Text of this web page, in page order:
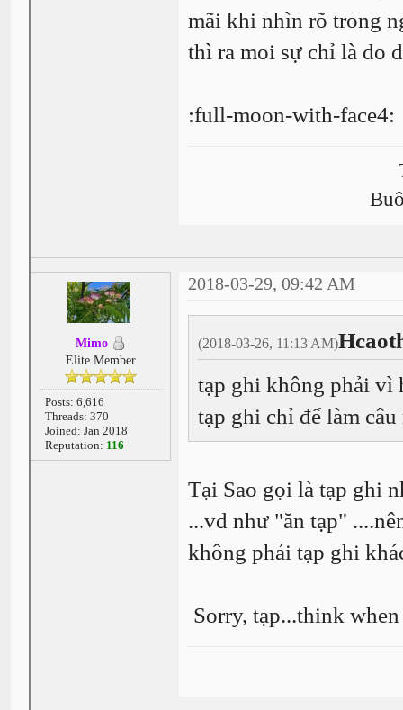
mãi khi nhìn rõ trong
thì ra moi sự chỉ là do
:full-moon-with-face4:
Mimo
Elite Member
Posts: 6,616
Threads: 370
Joined: Jan 2018
Reputation: 116
2018-03-29, 09:42 AM
(2018-03-26, 11:13 AM)
tạp ghi không phải vì
tạp ghi chỉ để làm
Tại Sao gọi là tạp ghi
...vd như "ăn tạp"
không phải tạp ghi
Sorry, tạp...think